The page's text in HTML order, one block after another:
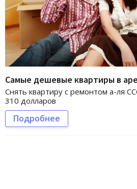
Самые дешевые квартиры в
Снять квартиру с ремонтом а-ля
310 долларов
Подробнее